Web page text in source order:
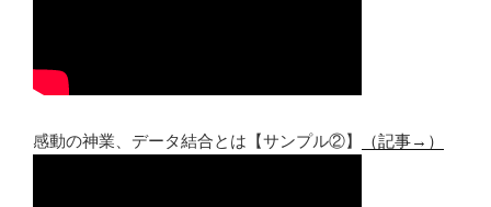
感動の神業、データ結合とは【サンプル②】 （記事→）